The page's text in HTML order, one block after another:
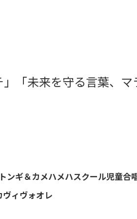
「未来を守る言葉、マ
ンギ＆カメハメハスクール児童合
ィヴォオレ